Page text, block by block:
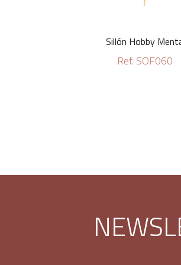
Sillón Hobby
Ref. SOF060